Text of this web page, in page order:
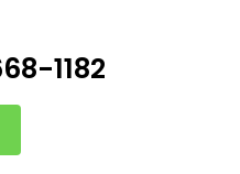
1182